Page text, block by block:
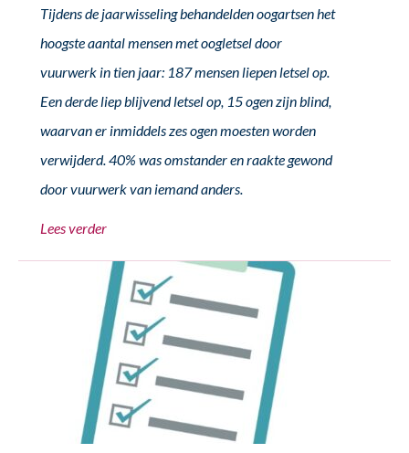
Tijdens de jaarwisseling behandelden oogartsen het
hoogste aantal mensen met oogletsel door
vuurwerk in tien jaar: 187 mensen liepen letsel op.
Een derde liep blijvend letsel op, 15 ogen zijn blind,
waarvan er inmiddels zes ogen moesten worden
verwijderd. 40% was omstander en raakte gewond
door vuurwerk van iemand anders.
Lees verder